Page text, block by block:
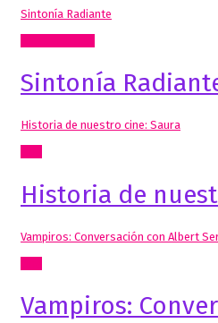
Sintonía Radiante
Sintonía
Historia de nuestro cine: Saura
Historia de
Vampiros: Conversación con Albert
Vampiros: